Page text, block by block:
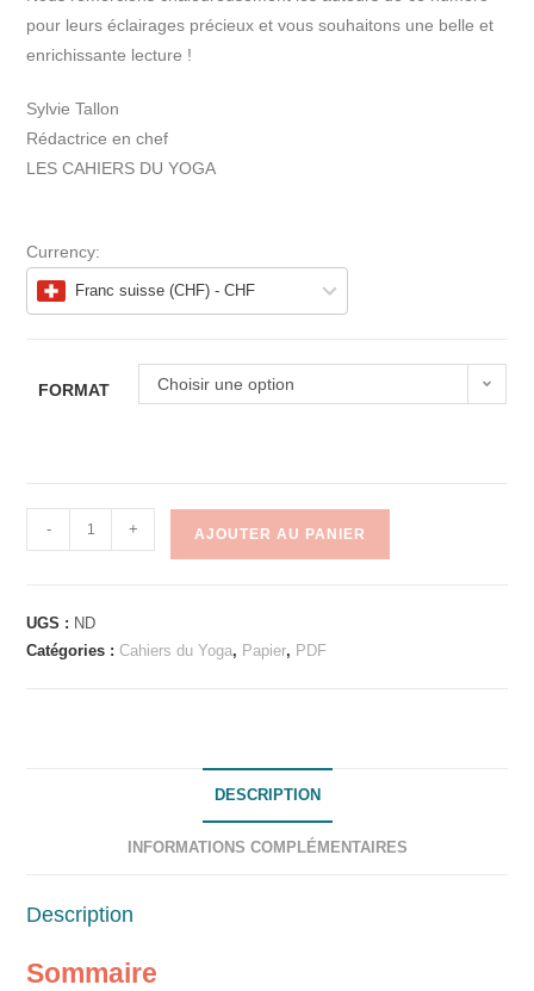
pour leurs éclairages précieux et vous souhaitons une belle et
enrichissante lecture !
Sylvie Tallon
Rédactrice en chef
LES CAHIERS DU YOGA
Currency:
Franc suisse (CHF) - CHF
FORMAT Choisir une option
- + AJOUTER AU PANIER
t
UGS : ND
Catégories :Cahiers du Yoga, Papier, PDF
DESCRIPTION
INFORMATIONS COMPLÉMENTAIRES
Description
Sommaire